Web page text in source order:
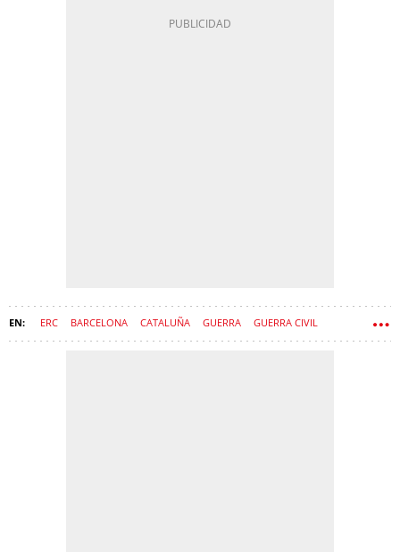
ERC BARCELONA CATALUÑA GUERRA GUERRA CIVIL